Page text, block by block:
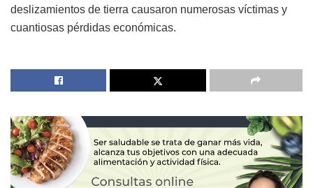
deslizamientos de tierra causaron numerosas víctimas y
cuantiosas pérdidas económicas.